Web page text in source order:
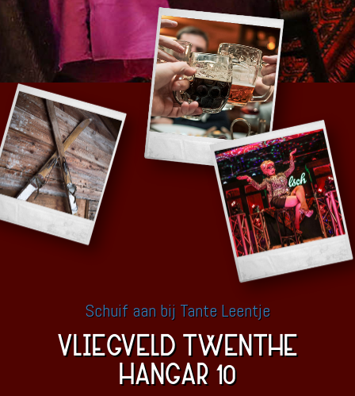
Schuif aan bij Tante Leentje
VLIEGVELD TWENTHE
HANGAR 10